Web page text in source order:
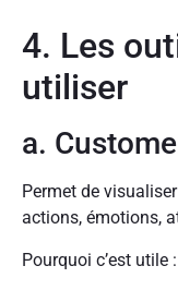
4. Les
utiliser
a.
Permet de
actions, émotions,
Pourquoi c’est utile :